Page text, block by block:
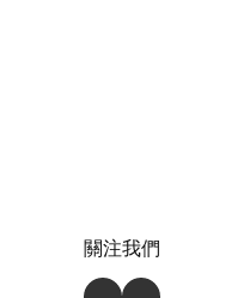
關注我們